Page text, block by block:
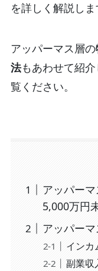
を詳しく解説しま
アッパーマス層の
法もあわせて紹
覧ください。
アッパー
5,000万円
アッパー
インカ
副業収